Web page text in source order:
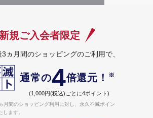
新規ご入会者限定
ヵ月間のショッピングのご利用で、
通常の4倍還元！ ※
(1,000円(税込)ごとに4ポイント)
月間のショッピング利用に対し、永久不滅ポイン
します。